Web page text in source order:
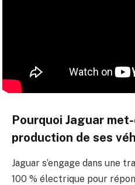
Pourquoi Jaguar
production de ses
Jaguar s’engage dans une
100 % électrique pour